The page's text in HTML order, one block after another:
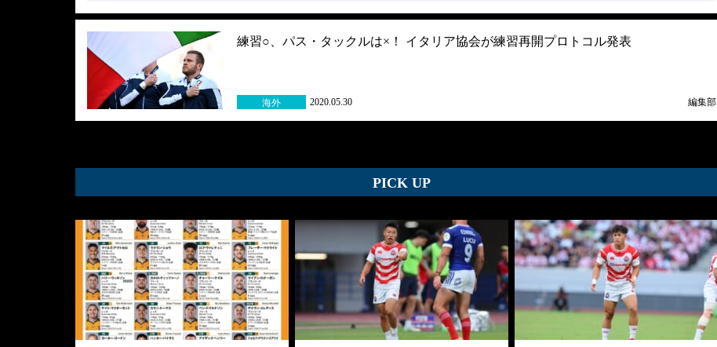
練習○、パス・タックルは×！ イタリア協会が練習再開プロトコル発表
海外 2020.05.30 編集部
PICK UP